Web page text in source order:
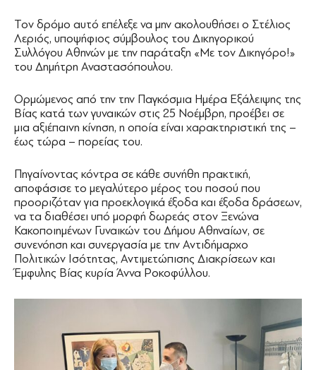
Τον δρόμο αυτό επέλεξε να μην ακολουθήσει ο Στέλιος
Λεριός, υποψήφιος σύμβουλος του Δικηγορικού
Συλλόγου Αθηνών με την παράταξη «Με τον Δικηγόρο!»
του Δημήτρη Αναστασόπουλου.
Ορμώμενος από την την Παγκόσμια Ημέρα Εξάλειψης της
Βίας κατά των γυναικών στις 25 Νοέμβρη, προέβει σε
μια αξιέπαινη κίνηση, η οποία είναι χαρακτηριστική της –
έως τώρα – πορείας του.
Πηγαίνοντας κόντρα σε κάθε συνήθη πρακτική,
αποφάσισε το μεγαλύτερο μέρος του ποσού που
προοριζόταν για προεκλογικά έξοδα και έξοδα δράσεων,
να τα διαθέσει υπό μορφή δωρεάς στον Ξενώνα
Κακοποιημένων Γυναικών του Δήμου Αθηναίων, σε
συνενόηση και συνεργασία με την Αντιδήμαρχο
Πολιτικών Ισότητας, Αντιμετώπισης Διακρίσεων και
Έμφυλης Βίας κυρία Άννα Ροκοφύλλου.